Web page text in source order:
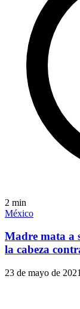
2 min
México
Madre mata a
la cabeza
23 de mayo de 2021